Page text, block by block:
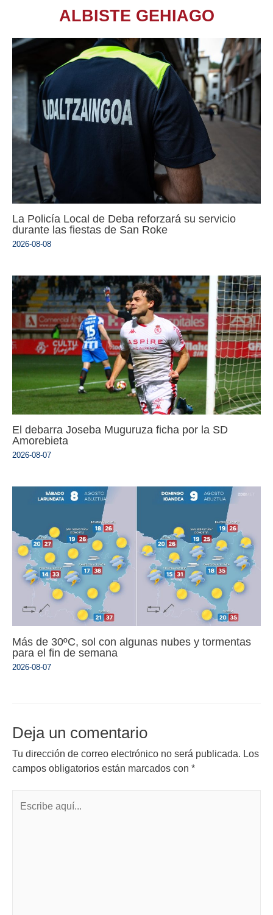
ALBISTE GEHIAGO
La Policía Local de Deba reforzará su servicio
durante las fiestas de San Roke
2026-08-08
El debarra Joseba Muguruza ficha por la SD
Amorebieta
2026-08-07
Más de 30ºC, sol con algunas nubes y tormentas
para el fin de semana
2026-08-07
Deja un comentario
Tu dirección de correo electrónico no será publicada. Los
campos obligatorios están marcados con *